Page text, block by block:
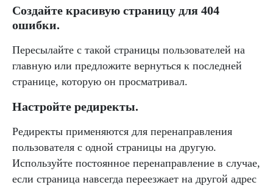
Создайте красивую страницу для 404
ошибки.
Пересылайте с такой страницы пользователей на
главную или предложите вернуться к последней
странице, которую он просматривал.
Настройте редиректы.
Редиректы применяются для перенаправления
пользователя с одной страницы на другую.
Используйте постоянное перенаправление в случае,
если страница навсегда переезжает на другой адрес